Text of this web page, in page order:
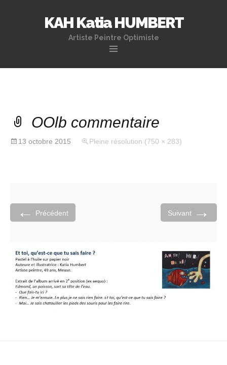
KAH Katia HUMBERT
Artiste Peintre Optimiste
OOlb commentaire
13 octobre 2015 Pleine résolution (750 × 283)
← Précédent Suivant →